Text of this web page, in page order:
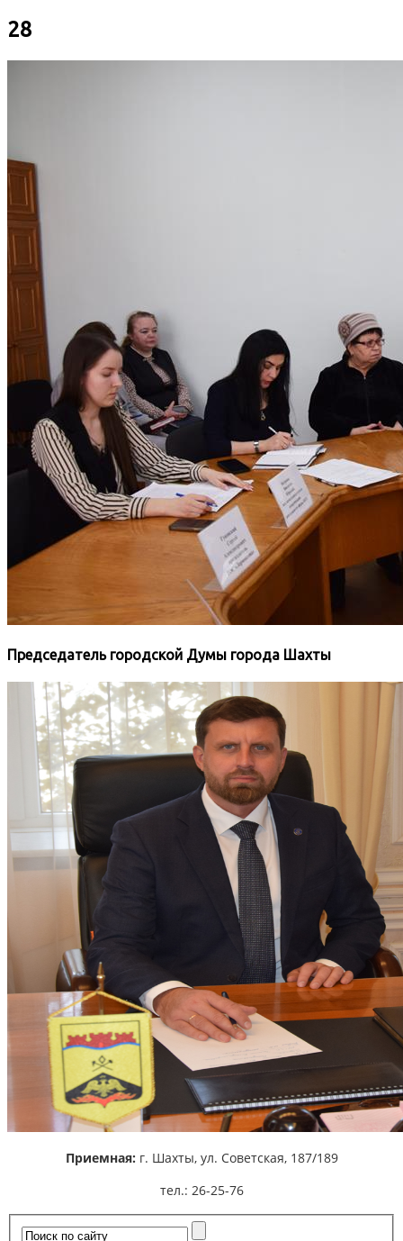
28
Председатель городской Думы города Шахты
Приемная: г. Шахты, ул. Советская, 187/189
тел.: 26-25-76